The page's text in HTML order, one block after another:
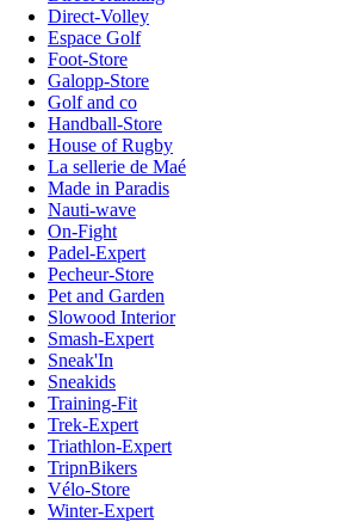
Direct-Volley
Espace Golf
Foot-Store
Galopp-Store
Golf and co
Handball-Store
House of Rugby
La sellerie de Maé
Made in Paradis
Nauti-wave
On-Fight
Padel-Expert
Pecheur-Store
Pet and Garden
Slowood Interior
Smash-Expert
Sneak'In
Sneakids
Training-Fit
Trek-Expert
Triathlon-Expert
TripnBikers
Vélo-Store
Winter-Expert